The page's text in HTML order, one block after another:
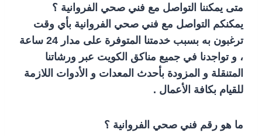
متى يمكننا التواصل مع فني صحي الفروانية ؟
يمكنكم التواصل مع فني صحي الفروانية بأي وقت
ترغبون به بسبب خدمتنا المتوفرة على مدار 24 ساعة
، و تواجدنا في جميع مناكق الكويت عبر ورشاتنا
المتنقلة و المزودة بأحدث المعدات و الأدوات اللازمة
للقيام بكافة الأعمال .
ما هو رقم فني صحي الفروانية ؟